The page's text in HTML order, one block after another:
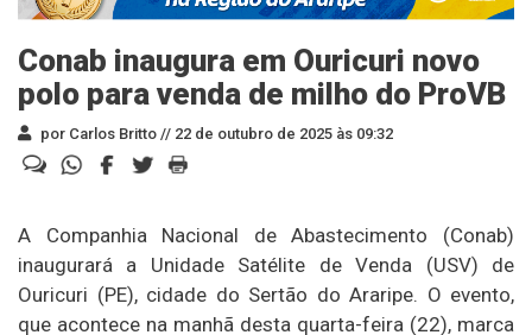
Conab inaugura em Ouricuri novo
polo para venda de milho do ProVB
por Carlos Britto // 22 de outubro de 2025 às 09:32
A Companhia Nacional de Abastecimento (Conab)
inaugurará a Unidade Satélite de Venda (USV) de
Ouricuri (PE), cidade do Sertão do Araripe. O evento,
que acontece na manhã desta quarta-feira (22), marca